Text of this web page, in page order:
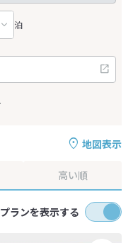
泊
地図表示
高い順
プランを表示する